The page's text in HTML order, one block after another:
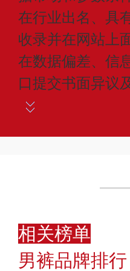
在行业出名、具
收录并在网站上
在数据偏差、信
口提交书面异议
相关榜单
男裤品牌排